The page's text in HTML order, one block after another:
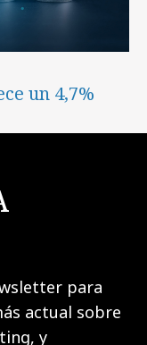
un 4,7%
para
actual sobre
y